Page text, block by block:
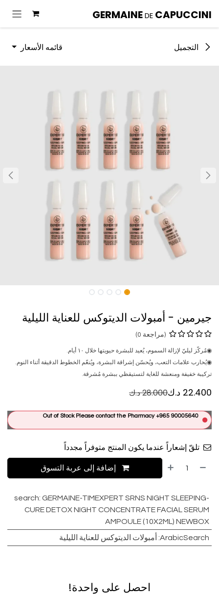
GERMAINEDE CAPUCCINI
التجميل قائمه الأسعار
جيرمين - أمبولات الديتوكس للعناية الليلية
(مراجعة 0)
◉مُركّز ليليّ لإزالة السموم، يُعيد للبشرة حيويتها خلال ١٠ أيام.
◉يُحارب علامات التعب، ويُحسّن إشراقة البشرة، ويُنعّم الخطوط الدقيقة أثناء النوم.
تركيبة خفيفة ومنعشة للغاية لتستيقظي ببشرة مُشرقة.
22.400 د.ك28.000د.ك
Out of Stock Please contact the Pharmacy +965 90005640
تلقّ إشعاراً عندما يكون المنتج متوفراً مجدداً
إضافة إلى عربة التسوق
search:GERMAINE-TIMEXPERT SRNS NIGHT SLEEPING-
CURE DETOX NIGHT CONCENTRATE FACIAL SERUM
AMPOULE (10X2ML) NEWBOX
ArabicSearch
: أمبولات الديتوكس للعناية الليلية
احصل على واحدة!